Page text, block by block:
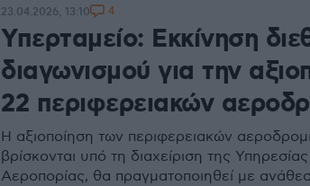
Υπερταμείο: Εκκίνηση
διαγωνισμού για την
22 περιφερειακών
Η αξιοποίηση των περιφερειακών
βρίσκονται υπό τη διαχείριση της Υπηρεσίας
Αεροπορίας, θα πραγματοποιηθεί με
23.04.2026, 13:10 4